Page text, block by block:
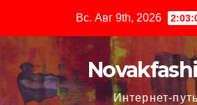
содержимому
Вс. Авг 9th, 2026
Интернет-